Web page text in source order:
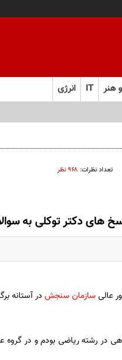
هنر IT انرژی
تعداد نظرات: ۹۶۸ نظر
های دکتر توکلی به
عالی سازمان سنجشدر آستانه برگزاری کنکور91 به بیش
در رشته ریاضی بودم و در گروه